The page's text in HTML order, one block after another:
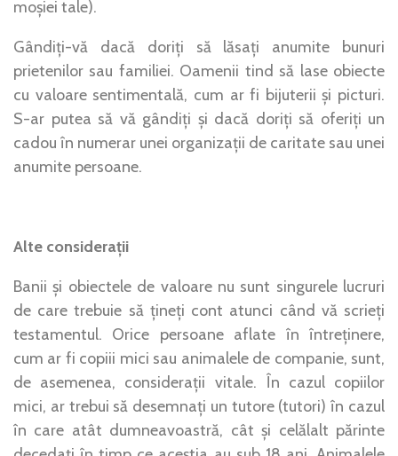
moșiei tale).
Gândiți-vă dacă doriți să lăsați anumite bunuri
prietenilor sau familiei. Oamenii tind să lase obiecte
cu valoare sentimentală, cum ar fi bijuterii și picturi.
S-ar putea să vă gândiți și dacă doriți să oferiți un
cadou în numerar unei organizații de caritate sau unei
anumite persoane.
Alte considerații
Banii și obiectele de valoare nu sunt singurele lucruri
de care trebuie să țineți cont atunci când vă scrieți
testamentul. Orice persoane aflate în întreținere,
cum ar fi copiii mici sau animalele de companie, sunt,
de asemenea, considerații vitale. În cazul copiilor
mici, ar trebui să desemnați un tutore (tutori) în cazul
în care atât dumneavoastră, cât și celălalt părinte